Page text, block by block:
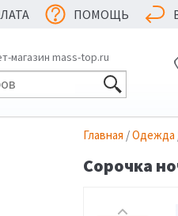
ПОМОЩЬ
магазин mass-top.ru
Главная /Одежда
Сорочка